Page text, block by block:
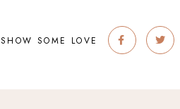
SHOW SOME LOVE